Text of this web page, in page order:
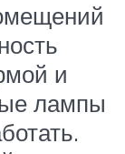
и
лампы